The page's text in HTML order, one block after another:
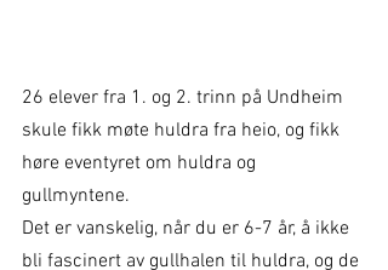
26 elever fra 1. og 2. trinn på Undheim
skule fikk møte huldra fra heio, og fikk
høre eventyret om huldra og
gullmyntene.
Det er vanskelig, når du er 6-7 år, å ikke
bli fascinert av gullhalen til huldra, og de